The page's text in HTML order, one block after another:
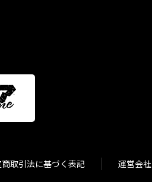
取引法に基づく表記 運営会社